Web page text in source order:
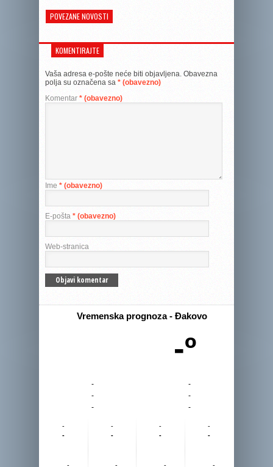
POVEZANE NOVOSTI
KOMENTIRAJTE
Vaša adresa e-pošte neće biti objavljena. Obavezna
polja su označena sa * (obavezno)
Komentar * (obavezno)
Ime * (obavezno)
E-pošta * (obavezno)
Web-stranica
Vremenska prognoza - Đakovo
-º
-
-
-
-
-
-
-
-
-
-
-
-
-
-
-
-
-
-